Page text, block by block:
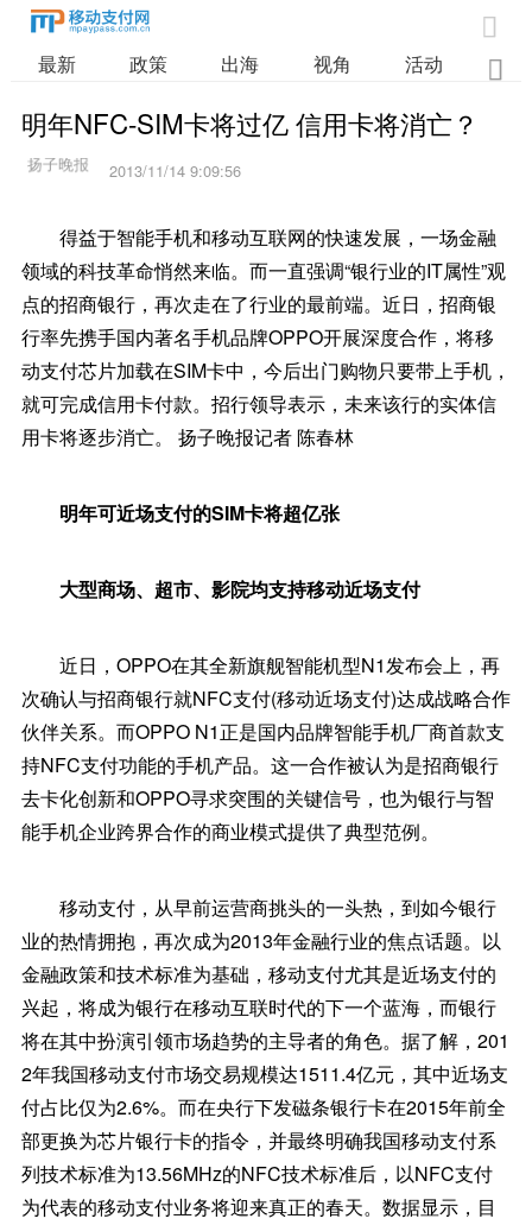

最新 政策 出海 视角 活动 业

明年NFC-SIM卡将过亿 信用卡将消亡？
2013/11/14 9:09:56
得益于智能手机和移动互联网的快速发展，一场金融
领域的科技革命悄然来临。而一直强调“银行业的IT属性”观
点的招商银行，再次走在了行业的最前端。近日，招商银
行率先携手国内著名手机品牌OPPO开展深度合作，将移
动支付芯片加载在SIM卡中，今后出门购物只要带上手机，
就可完成信用卡付款。招行领导表示，未来该行的实体信
用卡将逐步消亡。 扬子晚报记者 陈春林
明年可近场支付的SIM卡将超亿张
大型商场、超市、影院均支持移动近场支付
近日，OPPO在其全新旗舰智能机型N1发布会上，再
次确认与招商银行就NFC支付(移动近场支付)达成战略合作
伙伴关系。而OPPO N1正是国内品牌智能手机厂商首款支
持NFC支付功能的手机产品。这一合作被认为是招商银行
去卡化创新和OPPO寻求突围的关键信号，也为银行与智
能手机企业跨界合作的商业模式提供了典型范例。
移动支付，从早前运营商挑头的一头热，到如今银行
业的热情拥抱，再次成为2013年金融行业的焦点话题。以
金融政策和技术标准为基础，移动支付尤其是近场支付的
兴起，将成为银行在移动互联时代的下一个蓝海，而银行
将在其中扮演引领市场趋势的主导者的角色。据了解，201
2年我国移动支付市场交易规模达1511.4亿元，其中近场支
付占比仅为2.6%。而在央行下发磁条银行卡在2015年前全
部更换为芯片银行卡的指令，并最终明确我国移动支付系
列技术标准为13.56MHz的NFC技术标准后，以NFC支付
为代表的移动支付业务将迎来真正的春天。数据显示，目